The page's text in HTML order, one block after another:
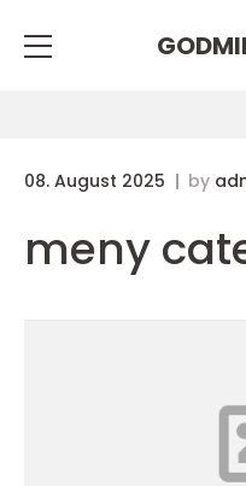
08. August 2025 by
meny